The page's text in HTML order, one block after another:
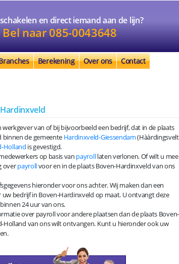
en direct iemand aan de lijn?
Bel naar085-0043648
Berekening Over ons Contact
werkgever van of bij bijvoorbeeld een bedrijf, dat in de plaats
binnen de gemeente Hardinxveld-Giessendam
Holland is gevestigd.
op basis van payrolllaten verlonen. Of wilt u
overpayrollvoor en in de plaats Boven-Hardinxveld van ons
hieronder voor ons achter. Wij maken dan een
bedrijf in Boven-Hardinxveld op maat. U ontvangt deze
24 uur van ons.
over payroll voor andere plaatsen dan de plaats Boven-
Holland van ons wilt ontvangen. Kunt u hieronder ook uw